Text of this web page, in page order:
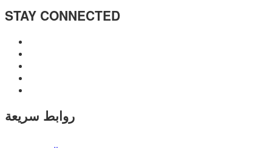
STAY CONNECTED
روابط سريعة